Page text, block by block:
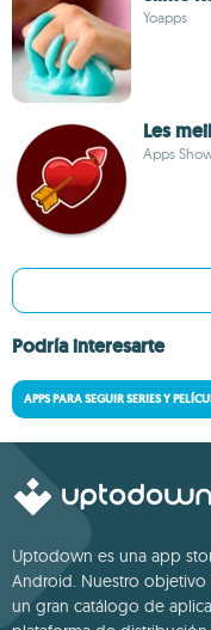
Yoapps
Les
Apps
Podría interesarte
APPS PARA SEGUIR SERIES Y
Uptodown es una app
Android. Nuestro
un gran catálogo de